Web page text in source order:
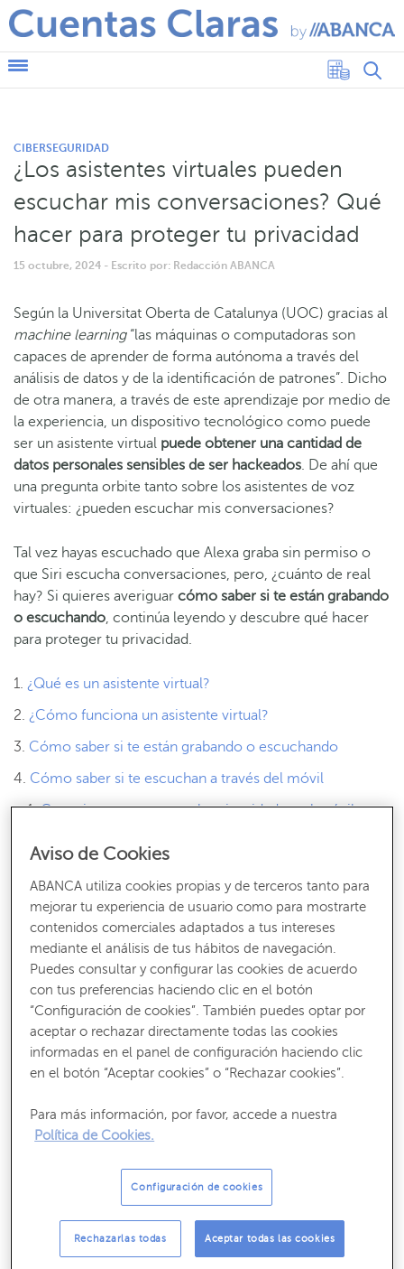
CIBERSEGURIDAD
¿Los asistentes virtuales pueden
escuchar mis conversaciones? Qué
hacer para proteger tu privacidad
15 octubre, 2024 - Escrito por: Redacción ABANCA
Según la Universitat Oberta de Catalunya (UOC) gracias al
machine learning“las máquinas o computadoras son
capaces de aprender de forma autónoma a través del
análisis de datos y de la identificación de patrones”. Dicho
de otra manera, a través de este aprendizaje por medio de
la experiencia, un dispositivo tecnológico como puede
ser un asistente virtual puede obtener una cantidad de
datos personales sensibles de ser hackeados. De ahí que
una pregunta orbite tanto sobre los asistentes de voz
virtuales: ¿pueden escuchar mis conversaciones?
Tal vez hayas escuchado que Alexa graba sin permiso o
que Siri escucha conversaciones, pero, ¿cuánto de real
hay? Si quieres averiguar cómo saber si te están grabando
o escuchando, continúa leyendo y descubre qué hacer
para proteger tu privacidad.
¿Qué es un asistente virtual?
¿Cómo funciona un asistente virtual?
Cómo saber si te están grabando o escuchando
Cómo saber si te escuchan a través del móvil
Consejos para proteger la privacidad en el móvil
¿Qué es un asistente virtual?
Un asistente virtual es un agente de software diseñado
para interactuar con el usuario con el fin de realizar tareas
concretas. Estas tareas van desde programar una reunión
de negocios hasta resolver preguntas sobre ortografía. En
este caso concreto, al tratarse deasistentes de voz
, su funcionamiento se lleva a cabo
principalmente a través de comandos de voz
se pueda incluso mantener una conversación distendida
Gracias a sus capacidades, este tipo de herramienta se ha
se utilizan en las empresas para mejorar la
, sobre todo, en tareas mecánicas y que no
requieran de mucha creatividad. De esa manera los
empleados pueden centrarse en otro tipo de labores que
necesiten del factor humano.
Aviso de Cookies
ABANCA utiliza cookies propias y de terceros tanto para
mejorar tu experiencia de usuario como para mostrarte
contenidos comerciales adaptados a tus intereses
mediante el análisis de tus hábitos de navegación.
Puedes consultar y configurar las cookies de acuerdo
con tus preferencias haciendo clic en el botón
“Configuración de cookies”. También puedes optar por
aceptar o rechazar directamente todas las cookies
informadas en el panel de configuración haciendo clic
en el botón “Aceptar cookies” o “Rechazar cookies”.
Para más información, por favor, accede a nuestra
Política de Cookies.
Configuración de cookies
Rechazarlas todas Aceptar todas las cookies